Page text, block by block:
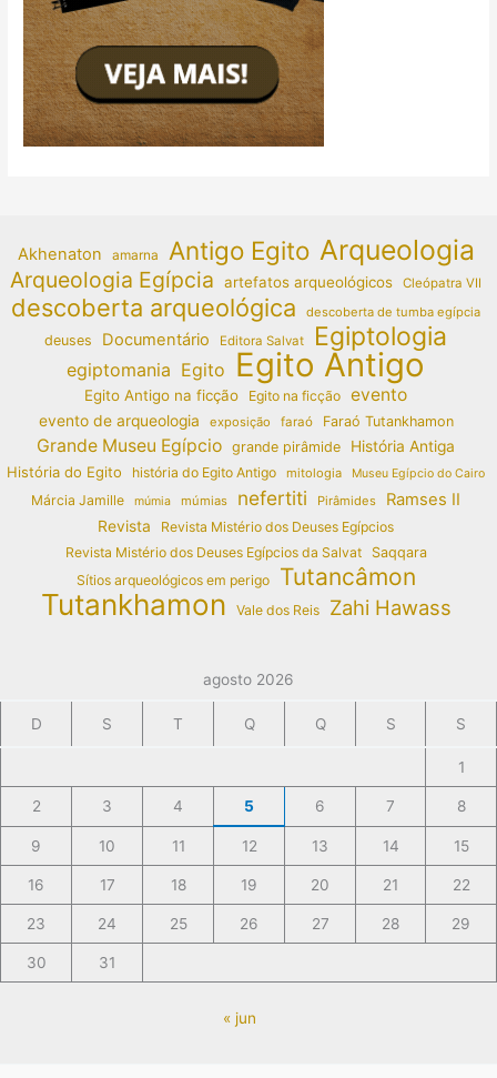
Akhenaton amarna Antigo Egito Arqueologia
Arqueologia Egípcia artefatos arqueológicos Cleópatra VII
descoberta arqueológica descoberta de tumba egípcia
deuses Documentário Editora Salvat Egiptologia
egiptomania Egito Egito Antigo
Egito Antigo na ficção Egito na ficção evento
evento de arqueologia exposição faraó Faraó Tutankhamon
Grande Museu Egípcio grande pirâmide
História Antiga
História do Egito
história do Egito Antigo mitologia Museu Egípcio do Cairo
Márcia Jamille múmia múmias nefertiti Pirâmides Ramses II
Revista
Revista Mistério dos Deuses Egípcios
Revista Mistério dos Deuses Egípcios da Salvat
Saqqara
Sítios arqueológicos em perigo
Tutancâmon
Tutankhamon Vale dos Reis Zahi Hawass
agosto 2026
D S T Q Q S S
1
2 3 4 5 6 7 8
9 10 11 12 13 14 15
16 17 18 19 20 21 22
23 24 25 26 27 28 29
30 31
« jun